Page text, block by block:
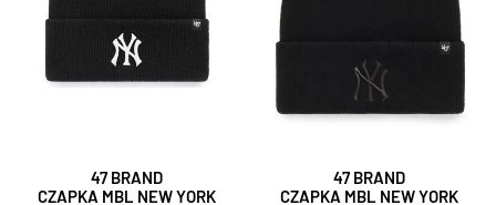
47 BRAND
CZAPKA MBL NEW YORK
47 BRAND
CZAPKA MBL NEW YORK